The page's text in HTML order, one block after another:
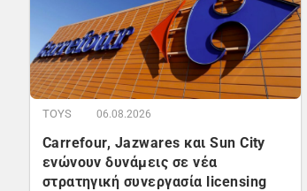
TOYS 06.08.2026
Carrefour, Jazwares και Sun City
ενώνουν δυνάμεις σε νέα
στρατηγική συνεργασία licensing